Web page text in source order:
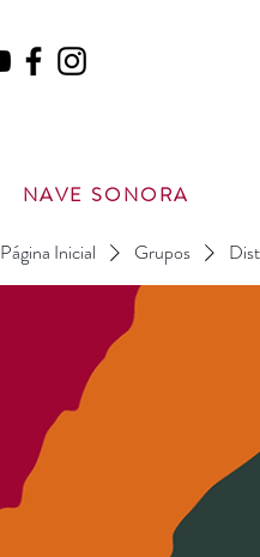
NAVE SONORA
Página Inicial Grupos